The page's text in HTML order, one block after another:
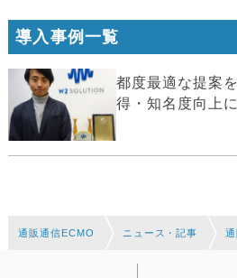
導入事例一覧
都度最適な提案
得・知名度向上
通販通信ECMO ニュース・記事